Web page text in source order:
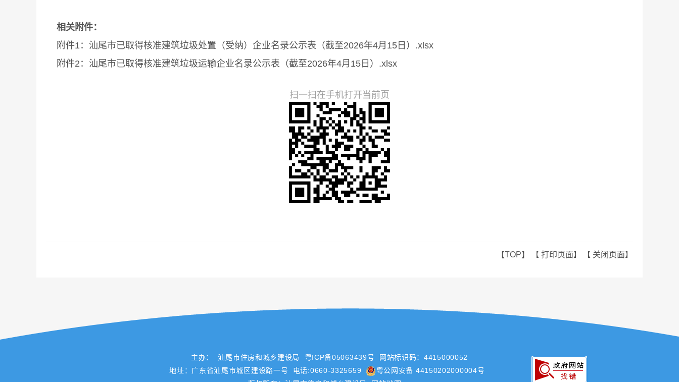
相关附件：
附件1：汕尾市已取得核准建筑垃圾处置（受纳）企业名录公示表（截至2026年4月15日）.xlsx
附件2：汕尾市已取得核准建筑垃圾运输企业名录公示表（截至2026年4月15日）.xlsx
扫一扫在手机打开当前页
【TOP】 【 打印页面】 【 关闭页面】
主办： 汕尾市住房和城乡建设局 粤ICP备05063439号 网站标识码：4415000052
地址：广东省汕尾市城区建设路一号 电话:0660-3325659
粤公网安备 44150202000004号